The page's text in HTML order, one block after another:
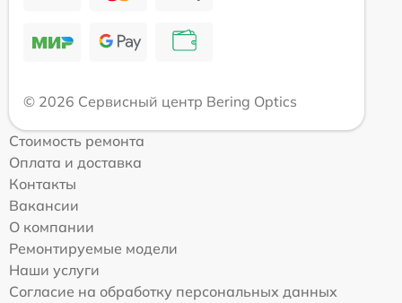
© 2026 Сервисный центр Bering Optics
Стоимость ремонта
Оплата и доставка
Контакты
Вакансии
О компании
Ремонтируемые модели
Наши услуги
Согласие на обработку персональных данных